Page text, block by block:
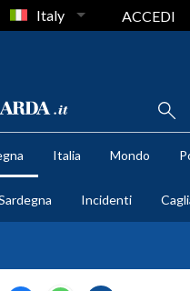
Italy ACCEDI
Italia Mondo
Incidenti